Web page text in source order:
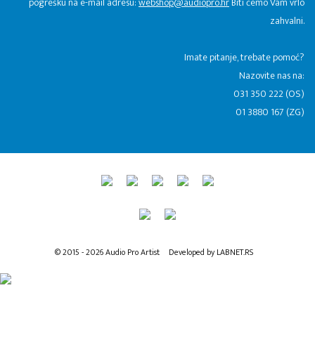
zahvalni.
​Imate pitanje, trebate pomoć?
Nazovite nas na:
031 350 222 (OS)
01 3880 167 (ZG)
© 2015 - 2026 Audio Pro Artist Developed by LABNET.RS